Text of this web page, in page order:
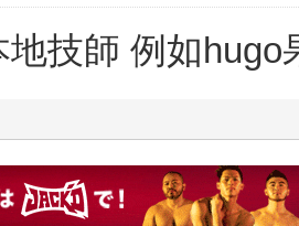
技師 例如hugo